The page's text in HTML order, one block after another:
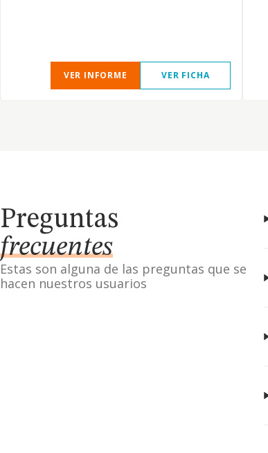
VER INFORME VER FICHA
Preguntas
frecuentes
Estas son alguna de las preguntas que se
hacen nuestros usuarios